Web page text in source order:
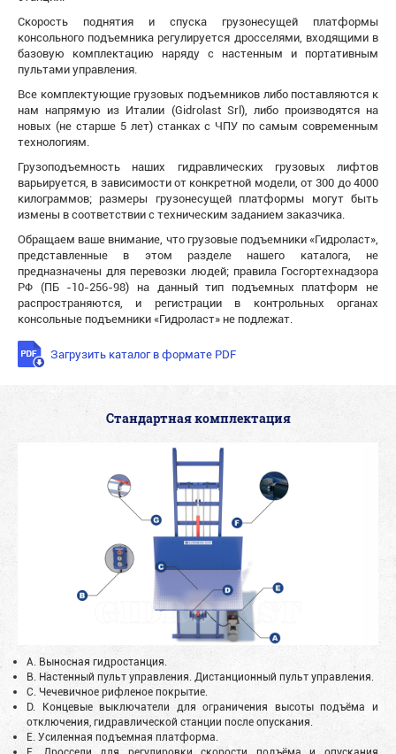
Скорость поднятия и спуска грузонесущей платформы
консольного подъемника регулируется дросселями, входящими в
базовую комплектацию наряду с настенным и портативным
пультами управления.
Все комплектующие грузовых подъемников либо поставляются к
нам напрямую из Италии (Gidrolast Srl), либо производятся на
новых (не старше 5 лет) станках с ЧПУ по самым современным
технологиям.
Грузоподъемность наших гидравлических грузовых лифтов
варьируется, в зависимости от конкретной модели, от 300 до 4000
килограммов; размеры грузонесущей платформы могут быть
измены в соответствии с техническим заданием заказчика.
Обращаем ваше внимание, что грузовые подъемники «Гидроласт»,
представленные в этом разделе нашего каталога, не
предназначены для перевозки людей; правила Госгортехнадзора
РФ (ПБ -10-256-98) на данный тип подъемных платформ не
распространяются, и регистрации в контрольных органах
консольные подъемники «Гидроласт» не подлежат.
Загрузить каталог в формате PDF
Стандартная комплектация
A. Выносная гидростанция.
B. Настенный пульт управления. Дистанционный пульт управления.
C. Чечевичное рифленое покрытие.
D. Концевые выключатели для ограничения высоты подъёма и
отключения, гидравлической станции после опускания.
E. Усиленная подъемная платформа.